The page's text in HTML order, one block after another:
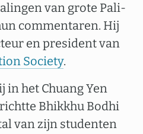
van grote Pali-
commentaren. Hij
en president van
Society.
in het Chuang Yen
Bhikkhu Bodhi
van zijn studenten